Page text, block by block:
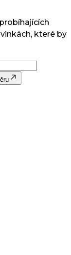
které by